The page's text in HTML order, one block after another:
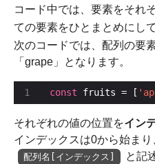
コード中では、要素をそれ
ての要素をひとまとめにし
次のコードでは、配列の要
「grape」となります。
const fruits = [
それぞれの値の位置をイン
インデックスは0から始まり
配列名[インデックス]
と記